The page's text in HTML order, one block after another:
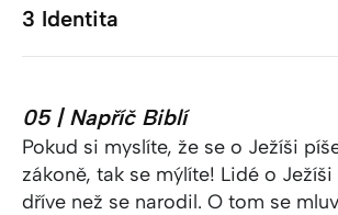
3 Identita
3 Identita
05 | Napříč Biblí
Pokud si myslíte, že se o Ježíši
zákoně, tak se mýlíte! Lidé o
dříve než se narodil. O tom se